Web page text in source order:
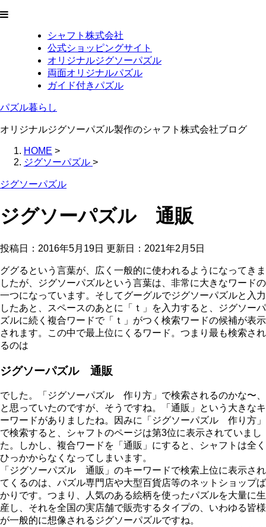
シャフト株式会社
公式ショッピングサイト
オリジナルジグソーパズル
両面オリジナルパズル
ガイド付きパズル
パズル暮らし
オリジナルジグソーパズル製作のシャフト株式会社ブログ
HOME >
ジグソーパズル >
ジグソーパズル
ジグソーパズル 通販
投稿日：2016年5月19日 更新日： 2021年2月5日
ググるという言葉が、
広く一般的に使われるようになってきま
したが、
ジグソーパズルという言葉は、 非常に大きなワードの
一つになっています。 そしてグーグルでジグソーパズルと入力
したあと、
スペースのあとに「ｔ」を入力すると、
ジグソーパ
ズルに続く複合ワードで「ｔ」 がつく検索ワードの候補が表示
されます。
この中で最上位にくるワード。つまり最も検索され
るのは
ジグソーパズル 通販
でした。「ジグソーパズル 作り方」で検索されるのかな〜、
と思っていたのですが、 そうですね。「通販」という大きなキ
ーワードがありましたね。
因みに「ジグソーパズル 作り方」
で検索すると、
シャフトのページは第3位に表示されていまし
た。しかし、 複合ワードを「通販」にすると、
シャフトは全く
ひっかからなくなってしまいます。
「ジグソーパズル 通販」のキーワードで検索上位に表示され
てくるのは、パズル専門店や大型百貨店等のネットショップば
かりです。つまり、人気のある絵柄を使ったパズルを大量に生
産し、それを全国の実店舗で販売するタイプの、いわゆる皆様
が一般的に想像されるジグソーパズルですね。